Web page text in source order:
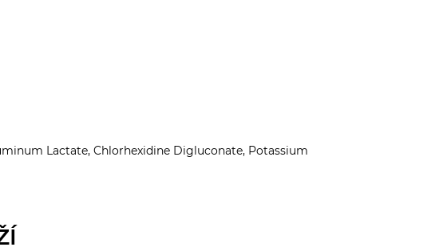
Lactate, Chlorhexidine Digluconate, Potassium